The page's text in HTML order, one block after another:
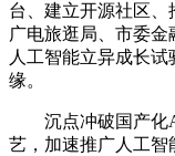
台、建立开源社区
广电旅逛局、市委
人工智能立异成长
缘。
沉点冲破国产化AI
艺，加速推广人工智